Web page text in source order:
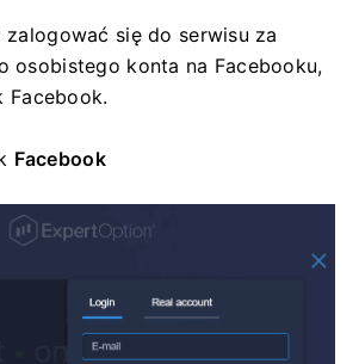
się do serwisu za
osobistego konta na Facebooku,
Facebook.
Facebook